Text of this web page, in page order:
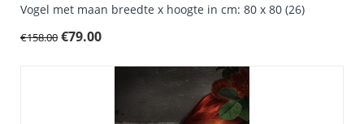
Vogel met maan breedte x hoogte in cm: 80 x 80 (26)
€158.00 €79.00